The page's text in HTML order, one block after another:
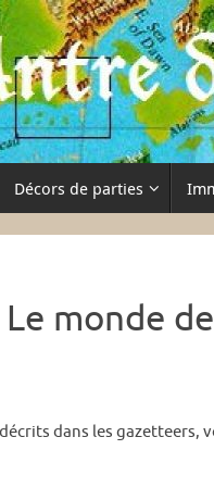
Décors de parties
Le monde
dans les gazetteers,